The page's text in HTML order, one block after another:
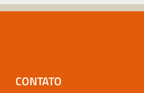
CONTATO